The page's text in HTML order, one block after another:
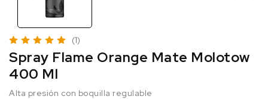
(1)
Spray Flame Orange Mate Molotow
400 Ml
Alta presión con boquilla regulable